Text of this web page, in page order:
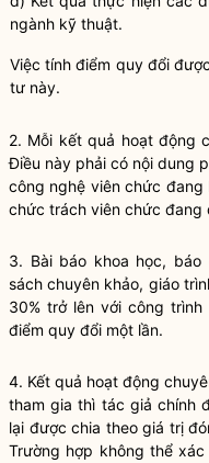
ngành kỹ thuật.
Việc tính điểm quy đổi
tư này.
2. Mỗi kết quả hoạt động
Điều này phải có nội dung
công nghệ viên chức
chức trách viên chức đang
3. Bài báo khoa học,
sách chuyên khảo, giáo
30% trở lên với công
điểm quy đổi một lần.
4. Kết quả hoạt động
tham gia thì tác giả chính
lại được chia theo giá trị
Trường hợp không thể